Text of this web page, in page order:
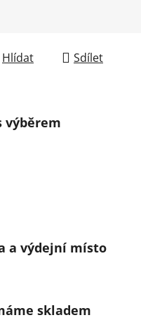
Hlídat Sdílet
výběrem
a výdejní místo
skladem